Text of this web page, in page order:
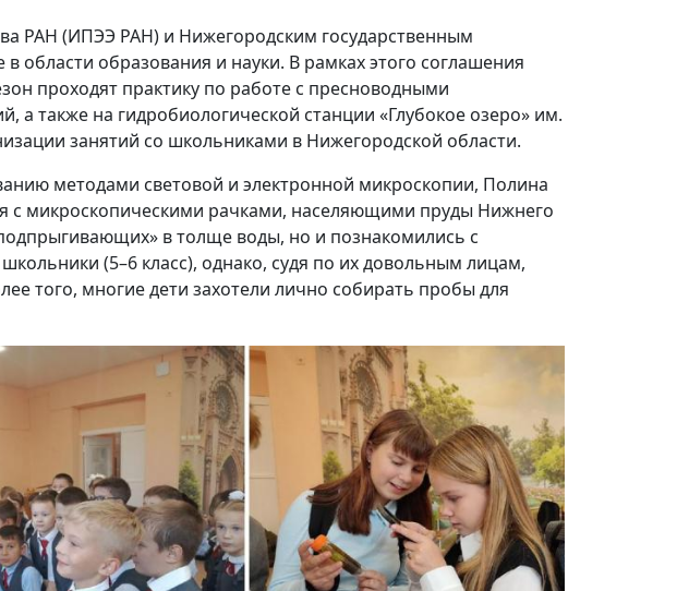
РАН (ИПЭЭ РАН) и Нижегородским государственным
образования и науки. В рамках этого соглашения
проходят практику по работе с пресноводными
также на гидробиологической станции «Глубокое озеро» им.
занятий со школьниками в Нижегородской области.
методами световой и электронной микроскопии, Полина
с микроскопическими рачками, населяющими пруды Нижнего
в толще воды, но и познакомились с
(5–6 класс), однако, судя по их довольным лицам,
того, многие дети захотели лично собирать пробы для